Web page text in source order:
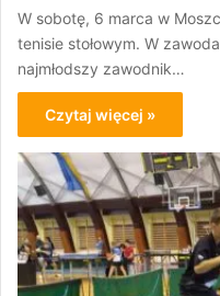
W sobotę, 6 marca w
tenisie stołowym. W
najmłodszy zawodnik…
Czytaj więcej »